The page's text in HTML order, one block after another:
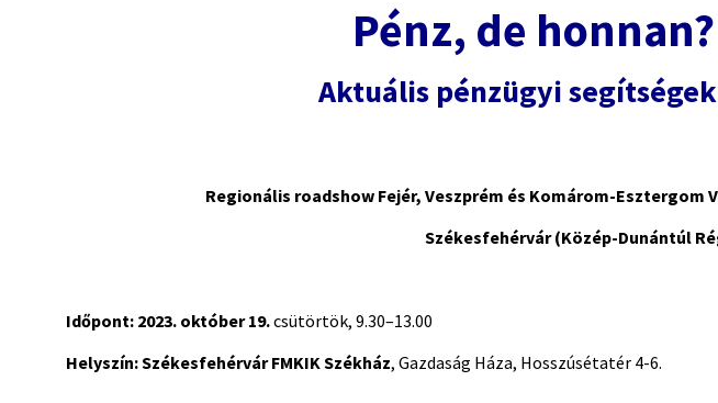
Pénz, de
Aktuális pénzügyi
Regionális roadshow Fejér, Veszprém és Komárom-
Székesfehérvár (Közép-Dunántúl
Időpont: 2023. október 19.csütörtök, 9.30–13.00
Helyszín:Székesfehérvár FMKIK Székház, Gazdaság Háza, Hosszúsétatér 4-6.